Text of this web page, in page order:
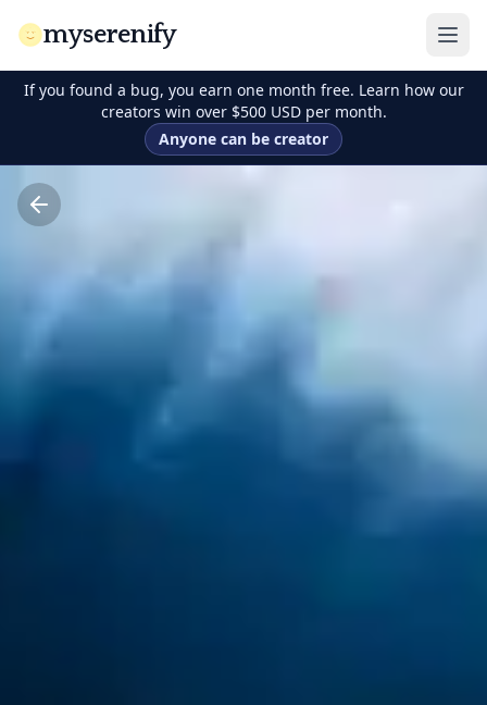
myserenify
If you found a bug, you earn one month free. Learn how our
creators win over $500 USD per month.
Anyone can be creator